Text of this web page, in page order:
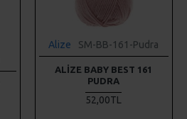
Alize SM-BB-161-Pudra
ALIZE BABY BEST 161
PUDRA
52,00TL